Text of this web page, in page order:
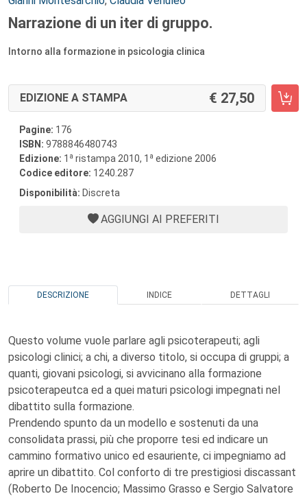
Narrazione di un iter di gruppo.
Intorno alla formazione in psicologia clinica
EDIZIONE A STAMPA 27,50
Pagine: 176
ISBN: 9788846480743
Edizione: 1 a ristampa 2010, 1 a edizione 2006
Codice editore: 1240.287
Disponibilità: Discreta
AGGIUNGI AI PREFERITI
DESCRIZIONE INDICE DETTAGLI
Questo volume vuole parlare agli psicoterapeuti; agli
psicologi clinici; a chi, a diverso titolo, si occupa di gruppi; a
quanti, giovani psicologi, si avvicinano alla formazione
psicoterapeutca ed a quei maturi psicologi impegnati nel
dibattito sulla formazione.
Prendendo spunto da un modello e sostenuti da una
consolidata prassi, più che proporre tesi ed indicare un
cammino formativo unico ed esauriente, ci impegniamo ad
aprire un dibattito. Col conforto di tre prestigiosi discassant
(Roberto De Inocencio; Massimo Grasso e Sergio Salvatore